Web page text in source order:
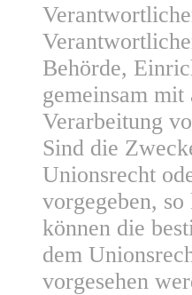
Behörde,
gemeinsam
Verarbeitung
Sind die
Unionsrecht
vorgegeben,
können die
dem
vorgesehen